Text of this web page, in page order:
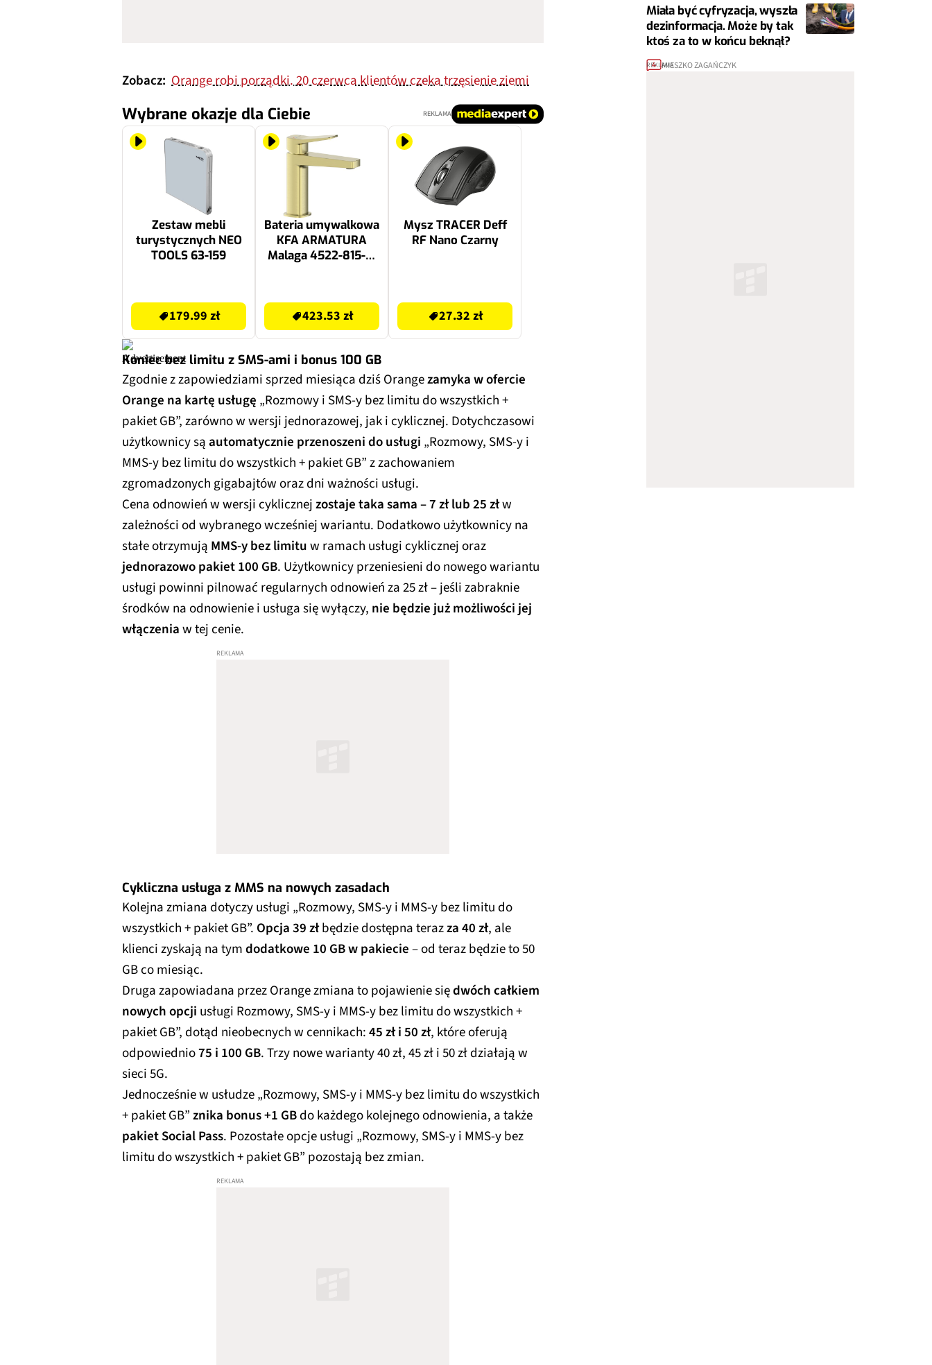
Zobacz: Orange robi porządki. 20 czerwca klientów czeka trzęsienie ziemi
Wybrane okazje dla Ciebie REKLAMA
Zestaw mebli
turystycznych NEO
TOOLS 63-159
179.99 zł
Bateria umywalkowa
KFA ARMATURA
Malaga 4522-815-31
423.53 zł
Mysz TRACER Deff
RF Nano Czarny
27.32 zł
Koniec bez limitu z SMS-ami i bonus 100 GB
Zgodnie z zapowiedziami sprzed miesiąca dziś Orangezamyka w ofercie
Orange na kartę usługę „Rozmowy i SMS-y bez limitu do wszystkich +
pakiet GB”, zarówno w wersji jednorazowej, jak i cyklicznej. Dotychczasowi
użytkownicy sąautomatycznie przenoszeni do usługi „Rozmowy, SMS-y i
MMS-y bez limitu do wszystkich + pakiet GB” z zachowaniem
zgromadzonych gigabajtów oraz dni ważności usługi.
Cena odnowień w wersji cyklicznejzostaje taka sama – 7 zł lub 25 złw
zależności od wybranego wcześniej wariantu. Dodatkowo użytkownicy na
stałe otrzymują MMS-y bez limituw ramach usługi cyklicznej oraz
jednorazowo pakiet 100 GB. Użytkownicy przeniesieni do nowego wariantu
usługi powinni pilnować regularnych odnowień za 25 zł – jeśli zabraknie
środków na odnowienie i usługa się wyłączy, nie będzie już możliwości jej
włączeniaw tej cenie.
Cykliczna usługa z MMS na nowych zasadach
Kolejna zmiana dotyczy usługi „Rozmowy, SMS-y i MMS-y bez limitu do
wszystkich + pakiet GB”. Opcja 39 złbędzie dostępna terazza 40 zł, ale
klienci zyskają na tymdodatkowe 10 GB w pakiecie– od teraz będzie to 50
GB co miesiąc.
Druga zapowiadana przez Orange zmiana to pojawienie siędwóch całkiem
nowych opcji usługi Rozmowy, SMS-y i MMS-y bez limitu do wszystkich +
pakiet GB”, dotąd nieobecnych w cennikach:45 zł i 50 zł, które oferują
odpowiednio75 i 100 GB. Trzy nowe warianty 40 zł, 45 zł i 50 zł działają w
sieci 5G.
Jednocześnie w usłudze „Rozmowy, SMS-y i MMS-y bez limitu do wszystkich
+ pakiet GB”znika bonus +1 GBdo każdego kolejnego odnowienia, a także
pakiet Social Pass. Pozostałe opcje usługi „Rozmowy, SMS-y i MMS-y bez
limitu do wszystkich + pakiet GB” pozostają bez zmian.
Miała być cyfryzacja, wyszła
dezinformacja. Może by tak
ktoś za to w końcu beknął?
4 MIESZKO ZAGAŃCZYK